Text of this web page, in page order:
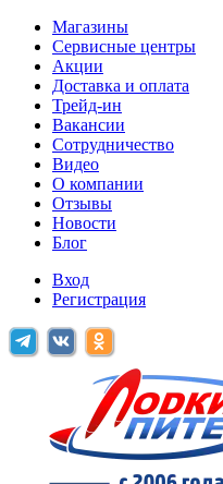
Магазины
Сервисные центры
Акции
Доставка и оплата
Трейд-ин
Вакансии
Сотрудничество
Видео
О компании
Отзывы
Новости
Блог
Вход
Регистрация